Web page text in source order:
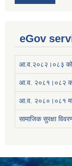
eGov
आ.व.२०८२।०८३ को
आ.व. २०८१।०८२ को
आ.व. २०८०।०८१ मा
सामाजिक सुरक्षा